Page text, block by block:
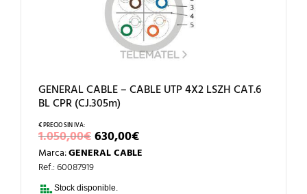
GENERAL CABLE – CABLE UTP 4X2 LSZH CAT.6
BL CPR (CJ.305m)
1.050,00€EL
PRECIO
ORIGINAL
1.050,00€.
630,00€EL
PRECIO
ACTUAL
Marca:GENERAL CABLE
Ref.: 60087919
Stock disponible.